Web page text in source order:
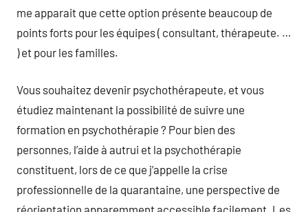
me apparait que cette option présente beaucoup de
points forts pour les équipes ( consultant, thérapeute. …
) et pour les familles.
Vous souhaitez devenir psychothérapeute, et vous
étudiez maintenant la possibilité de suivre une
formation en psychothérapie ? Pour bien des
personnes, l’aide à autrui et la psychothérapie
constituent, lors de ce que j’appelle la crise
professionnelle de la quarantaine, une perspective de
réorientation apparemment accessible facilement. Les